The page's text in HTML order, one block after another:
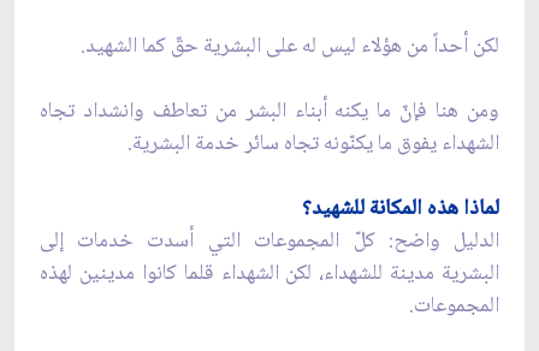
لكن أحداً من هؤلاء ليس له على البشرية حقّ كما الشهيد.
ومن هنا فإنّ ما يكنه أبناء البشر من تعاطف وانشداد تجاه
الشهداء يفوق ما يكنّونه تجاه سائر خدمة البشرية.
لماذا هذه المكانة للشهيد؟
الدليل واضح: كلّ المجموعات التي أسدت خدمات إلى
البشرية مدينة للشهداء، لكن الشهداء قلما كانوا مدينين لهذه
المجموعات.